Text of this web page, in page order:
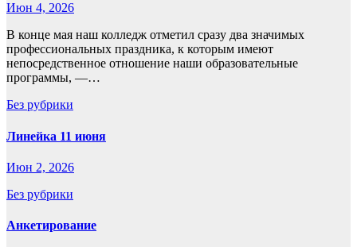
Июн 4, 2026
В конце мая наш колледж отметил сразу два значимых
профессиональных праздника, к которым имеют
непосредственное отношение наши образовательные
программы, —…
Без рубрики
Линейка 11 июня
Июн 2, 2026
Без рубрики
Анкетирование